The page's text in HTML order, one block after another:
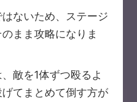
ないため、ステージ
まま攻略になりま
敵を1体ずつ殴るよ
てまとめて倒す方が